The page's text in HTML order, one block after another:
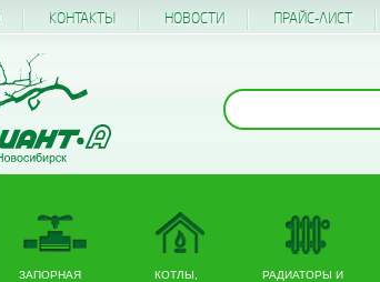
КОНТАКТЫ НОВОСТИ ПРАЙС-ЛИСТ
ЗАПОРНАЯ
КОТЛЫ,
РАДИАТОРЫ И